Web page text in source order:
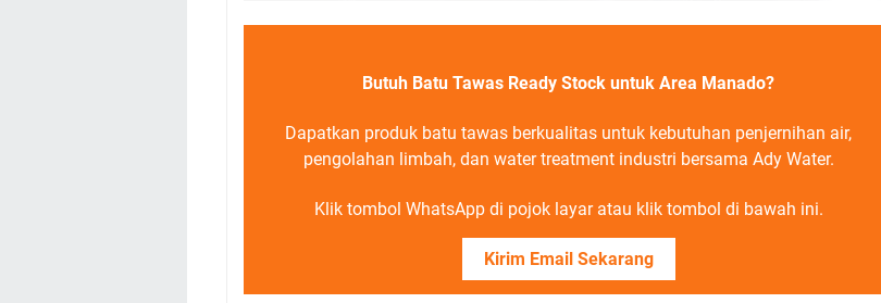
Butuh Batu Tawas Ready Stock untuk Area Manado?
Dapatkan produk batu tawas berkualitas untuk kebutuhan penjernihan air,
pengolahan limbah, dan water treatment industri bersama Ady Water.
Klik tombol WhatsApp di pojok layar atau klik tombol di bawah ini.
Kirim Email Sekarang